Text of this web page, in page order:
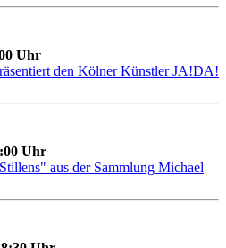
Uhr
den Kölner Künstler JA!DA!
Uhr
aus der Sammlung Michael